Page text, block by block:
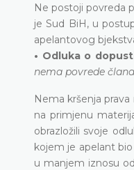
Ne postoji povreda
je Sud BiH, u
apelantovog
• Odluka o
nema povrede
Nema kršenja
na primjenu
obrazložili svoje
kojem je apelant
u manjem iznosu